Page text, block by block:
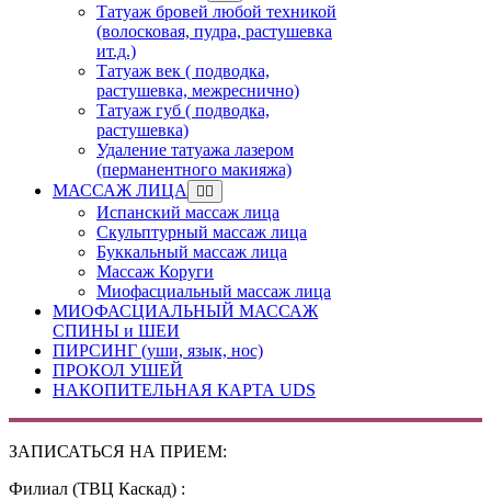
Татуаж бровей любой техникой
(волосковая, пудра, растушевка
ит.д.)
Татуаж век ( подводка,
растушевка, межреснично)
Татуаж губ ( подводка,
растушевка)
Удаление татуажа лазером
(перманентного макияжа)
МАССАЖ ЛИЦА
Испанский массаж лица
Скульптурный массаж лица
Буккальный массаж лица
Массаж Коруги
Миофасциальный массаж лица
МИОФАСЦИАЛЬНЫЙ МАССАЖ
СПИНЫ и ШЕИ
ПИРСИНГ (уши, язык, нос)
ПРОКОЛ УШЕЙ
НАКОПИТЕЛЬНАЯ КАРТА UDS
ЗАПИСАТЬСЯ НА ПРИЕМ:
Филиал (ТВЦ Каскад) :